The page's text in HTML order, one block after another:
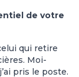
de votre
qui retire
Moi-
pris le poste.